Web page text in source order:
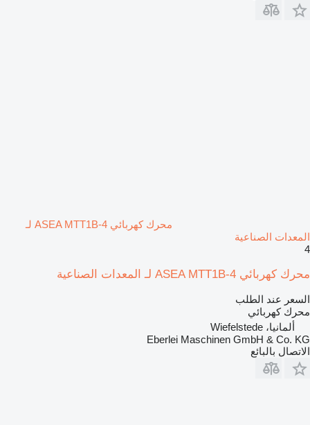
محرك كهربائي ASEA MTT1B-4 لـ
المعدات الصناعية
4
محرك كهربائي ASEA MTT1B-4 لـ المعدات الصناعية
السعر عند الطلب
محرك كهربائي
ألمانيا، Wiefelstede
Eberlei Maschinen GmbH & Co. KG
الاتصال بالبائع